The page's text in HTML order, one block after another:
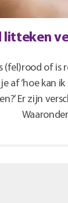
litteken
(fel)rood of is
af ‘hoe kan
Er zijn